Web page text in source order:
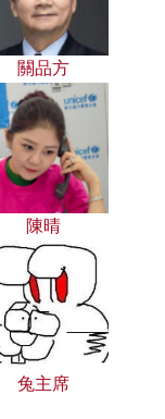
關品方
陳晴
兔主席